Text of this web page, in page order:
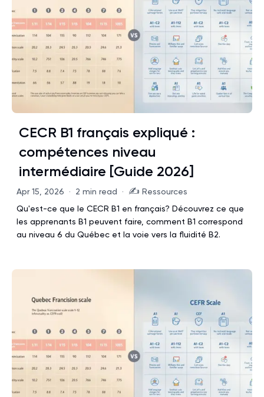
CECR B1 français expliqué :
compétences niveau
intermédiaire [Guide 2026]
Apr 15, 2026 · 2 min read · ✍️ Ressources
Qu'est-ce que le CECR B1 en français? Découvrez ce que
les apprenants B1 peuvent faire, comment B1 correspond
au niveau 6 du Québec et la voie vers la fluidité B2.